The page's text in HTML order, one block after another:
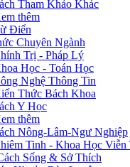
Tham Khảo Khác
thêm
Điển
Chuyên Ngành
Trị - Pháp Lý
Học - Toán Học
Nghệ Thông Tin
Thức Bách Khoa
Y Học
thêm
Nông-Lâm-Ngư Nghiệp
Tinh - Khoa Học Viễn
Sống & Sở Thích